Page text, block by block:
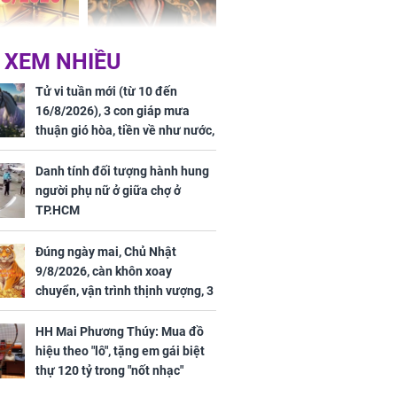
nay,
2026: Tăng
triệu
'Bách Hoa Sát' vừa kết
thúc, Mạnh Tử Nghĩa
đã vướng tranh luận
cuối
lịch, 3 con
phát Tài
trăm bề,
Phượng
trọn cơ
NHIỀU
Tử vi tuần mới (từ 10 đến
16/8/2026), 3 con giáp mưa
thuận gió hòa, tiền về như nước,
bạc vàng dư dả, Phú Quý Vinh
Hoa, vận trình khai sáng
Danh tính đối tượng hành hung
người phụ nữ ở giữa chợ ở
TP.HCM
Đúng ngày mai, Chủ Nhật
9/8/2026, càn khôn xoay
chuyển, vận trình thịnh vượng, 3
con giáp nhận phúc khí nhà trời,
tình tiền đỏ như son, vận may
hanh thông
HH Mai Phương Thúy: Mua đồ
hiệu theo "lô", tặng em gái biệt
thự 120 tỷ trong "nốt nhạc"